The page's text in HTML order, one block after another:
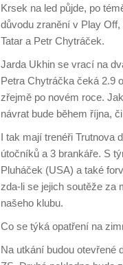
Krsek na led půjde, po
důvodu zranění v Play
Tatar a Petr Chytráček.
Jarda Ukhin se vrací na
Petra Chytráčka čeká 2.9
zřejmě po novém roce.
návrat bude během října,
I tak mají trenéři Trutnova
útočníků a 3 brankáře. S
Pluháček (USA) a také
zda-li se jejich soutěže za
našeho klubu.
Co se týká opatření na
Na utkání budou otevřené